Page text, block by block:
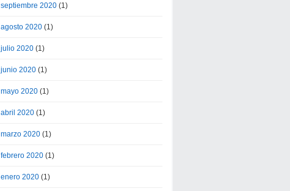
septiembre 2020 (1)
agosto 2020 (1)
julio 2020 (1)
junio 2020 (1)
mayo 2020 (1)
abril 2020 (1)
marzo 2020 (1)
febrero 2020 (1)
enero 2020 (1)